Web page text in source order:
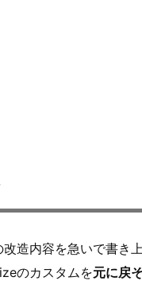
造内容を急いで書き
のカスタムを元に戻